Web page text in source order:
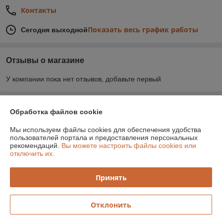
Контакты
Сегодня выходнойПоказать весь график работы
Отзывы о магазине
У компании пока нет отзывов, добавьте первый
О нас
Контакты
Доставка и оплата
Обработка файлов cookie
Мы используем файлы cookies для обеспечения удобства
пользователей портала и предоставления персональных
рекомендаций. Вы можете настроить файлы cookies или
отключить их.
Принять
Отклонить